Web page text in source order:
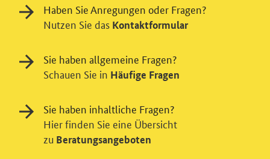
Haben Sie Anregungen oder Fragen?
Nutzen Sie das Kontaktformular
Sie haben allgemeine Fragen?
Schauen Sie in Häufige Fragen
Sie haben inhaltliche Fragen?
Hier finden Sie eine Übersicht
zu Beratungsangeboten